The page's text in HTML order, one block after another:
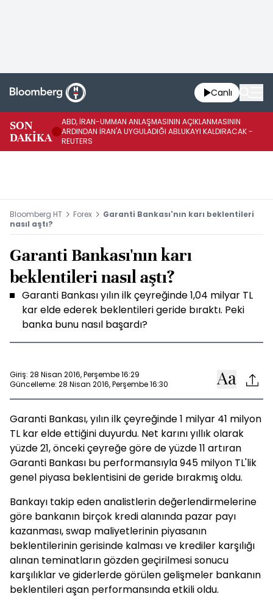
Canlı
SON
DAKİKA
ABD, İRAN-UMMAN ANLAŞMASININ AÇIKLANMASININ
ARDINDAN İRAN'A UYGULADIĞI ABLUKAYI KALDIRACAK -
REUTERS
Bloomberg HT Forex
Garanti Bankası'nın karı beklentileri
nasıl aştı?
Garanti Bankası'nın karı
beklentileri nasıl aştı?
Garanti Bankası yılın ilk çeyreğinde 1,04 milyar TL
kar elde ederek beklentileri geride bıraktı. Peki
banka bunu nasıl başardı?
Giriş: 28 Nisan 2016, Perşembe 16:29
Güncelleme: 28 Nisan 2016, Perşembe 16:30
Garanti Bankası, yılın ilk çeyreğinde 1 milyar 41 milyon
TL kar elde ettiğini duyurdu. Net karını yıllık olarak
yüzde 21, önceki çeyreğe göre de yüzde 11 artıran
Garanti Bankası bu performansıyla 945 milyon TL'lik
genel piyasa beklentisini de geride bırakmış oldu.
Bankayı takip eden analistlerin değerlendirmelerine
göre bankanın birçok kredi alanında pazar payı
kazanması, swap maliyetlerinin piyasanın
beklentilerinin gerisinde kalması ve krediler karşılığı
alınan teminatların gözden geçirilmesi sonucu
karşılıklar ve giderlerde görülen gelişmeler bankanın
beklentileri aşan performansında etkili oldu.